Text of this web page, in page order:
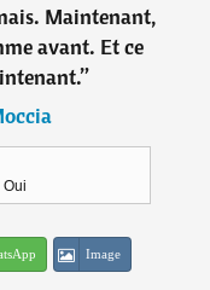
Maintenant,
avant. Et ce
”
Image